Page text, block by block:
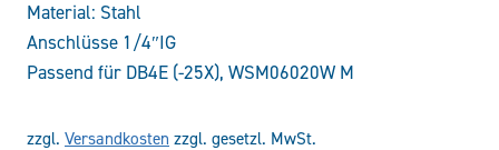
Material: Stahl
Anschlüsse 1/4″IG
Passend für DB4E (-25X), WSM06020W M
zzgl. Versandkosten zzgl. gesetzl. MwSt.